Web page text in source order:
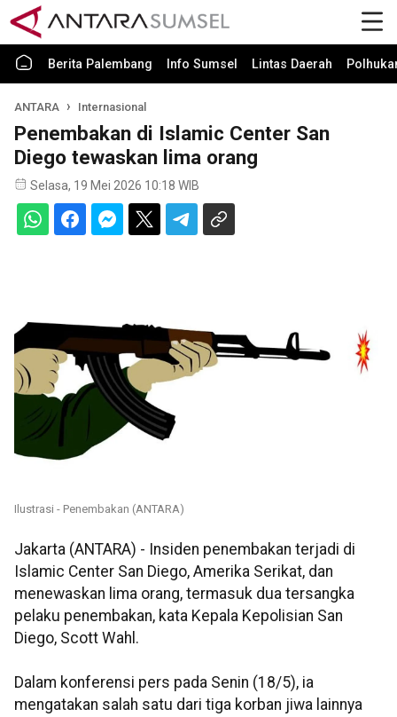
Berita Palembang Info Sumsel Lintas Daerah
ANTARA Internasional
Penembakan di Islamic Center San
Diego tewaskan lima orang
Selasa, 19 Mei 2026 10:18 WIB
Ilustrasi - Penembakan (ANTARA)
Jakarta (ANTARA) - Insiden penembakan terjadi di
Islamic Center San Diego, Amerika Serikat, dan
menewaskan lima orang, termasuk dua tersangka
pelaku penembakan, kata Kepala Kepolisian San
Diego, Scott Wahl.
Dalam konferensi pers pada Senin (18/5), ia
mengatakan salah satu dari tiga korban jiwa lainnya